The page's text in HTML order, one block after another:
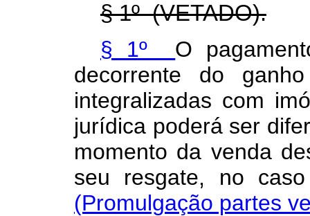
§ 1º (VETADO).
§ 1º O
decorrente do
integralizadas com
jurídica poderá ser
momento da venda
seu resgate, no
(Promulgação partes